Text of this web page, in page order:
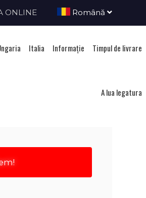
ONLINE Română
Italia Informație Timpul de livrare
A lua legatura